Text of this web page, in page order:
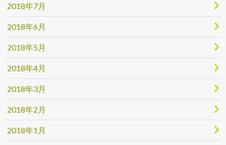
2018年7月
2018年6月
2018年5月
2018年4月
2018年3月
2018年2月
2018年1月